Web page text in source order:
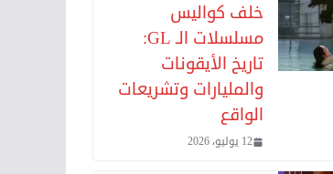
خلف كواليس
مسلسلات الـ GL:
تاريخ الأيقونات
والمليارات وتشريعات
الواقع
12 يوليو، 2026